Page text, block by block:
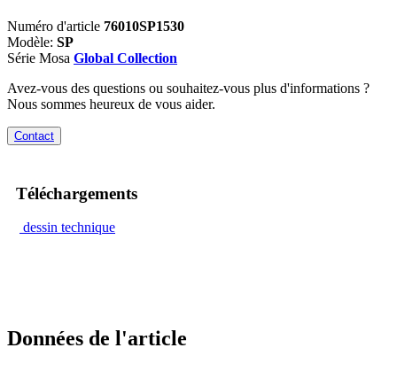
Numéro d'article 76010SP1530
Modèle: SP
Série Mosa Global Collection
Avez-vous des questions ou souhaitez-vous plus d'informations ?
Nous sommes heureux de vous aider.
Contact
Téléchargements
dessin technique
Données de l'article